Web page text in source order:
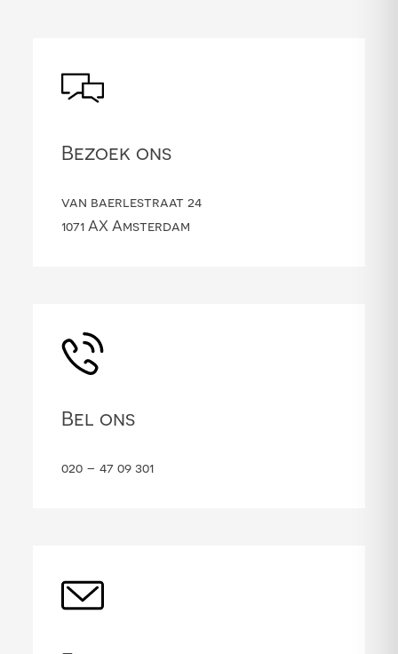
Bezoek ons
van baerlestraat 24
1071 AX Amsterdam
Bel ons
020 – 47 09 301